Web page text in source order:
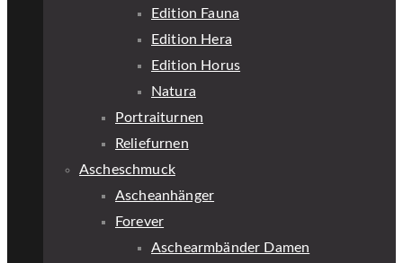
Edition Fauna
Edition Hera
Edition Horus
Natura
Portraiturnen
Reliefurnen
Ascheschmuck
Ascheanhänger
Forever
Aschearmbänder Damen